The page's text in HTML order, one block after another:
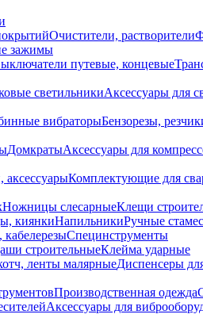
Очистители, растворители
зажимы
путевые, концевые
светильникиАксессуары для
вибраторыБензорезы,
ДомкратыАксессуары для
аксессуарыКомплектующие для
Ножницы слесарныеКлещи
киянкиНапильникиРучные
кабелерезыСпецинструменты
строительныеКлейма ударные
ленты малярныеДиспенсеры
Производственная одежда
Аксессуары для